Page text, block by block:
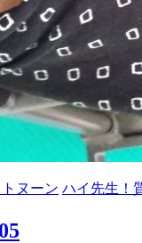
ヌーン ハイ先生！